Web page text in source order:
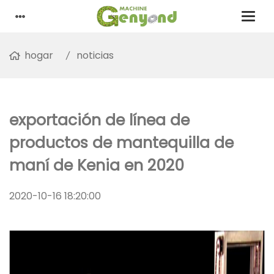
hogar noticias
exportación de línea de
productos de mantequilla de
maní de Kenia en 2020
2020-10-16 18:20:00